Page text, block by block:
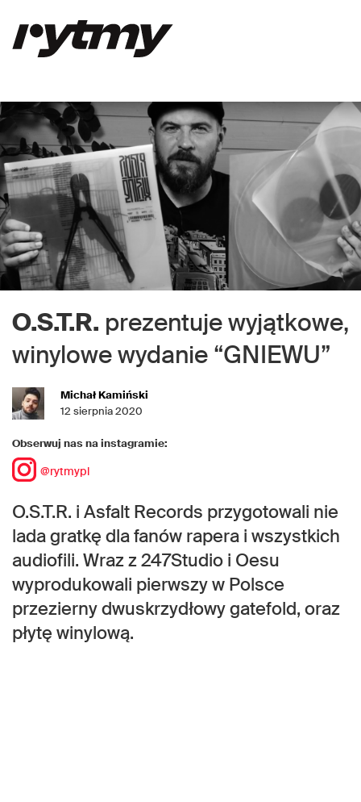
O.S.T.R. prezentuje wyjątkowe,
winylowe wydanie “GNIEWU”
Michał Kamiński
12 sierpnia 2020
Obserwuj nas na instagramie:
@rytmypl
O.S.T.R. i Asfalt Records przygotowali nie
lada gratkę dla fanów rapera i wszystkich
audiofili. Wraz z 247Studio i Oesu
wyprodukowali pierwszy w Polsce
przezierny dwuskrzydłowy gatefold, oraz
płytę winylową.